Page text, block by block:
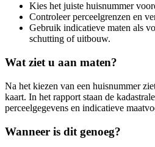
Kies het juiste huisnummer
Controleer perceelgrenzen en
Gebruik indicatieve maten als
schutting of uitbouw.
Wat ziet u aan maten?
Na het kiezen van een huisnummer
kaart. In het rapport staan de
perceelgegevens en indicatieve
Wanneer is dit genoeg?